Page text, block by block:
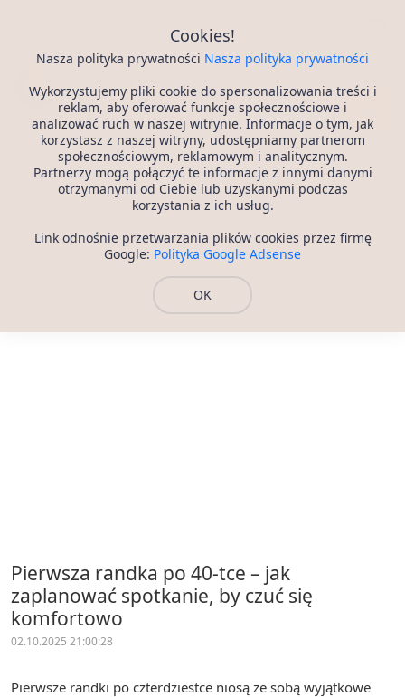
Cookies!
Nasza polityka prywatności Nasza polityka prywatności
Wykorzystujemy pliki cookie do spersonalizowania treści i
reklam, aby oferować funkcje społecznościowe i
analizować ruch w naszej witrynie. Informacje o tym, jak
korzystasz z naszej witryny, udostępniamy partnerom
społecznościowym, reklamowym i analitycznym.
Partnerzy mogą połączyć te informacje z innymi danymi
otrzymanymi od Ciebie lub uzyskanymi podczas
korzystania z ich usług.
Link odnośnie przetwarzania plików cookies przez firmę
Google: Polityka Google Adsense
OK
Portal Randkowy
Pierwsza randka po 40-tce – jak
zaplanować spotkanie, by czuć się
komfortowo
02.10.2025 21:00:28
Pierwsze randki po czterdziestce niosą ze sobą wyjątkowe